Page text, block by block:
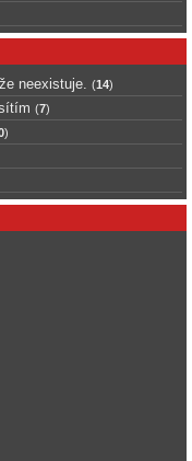
neexistuje. (14)
(7)
)